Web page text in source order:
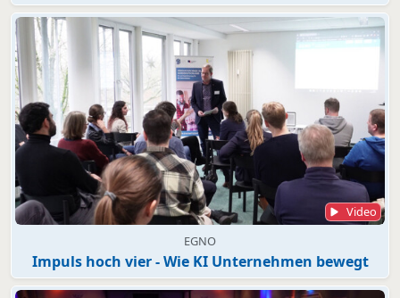
Video
EGNO
Impuls hoch vier - Wie KI Unternehmen bewegt